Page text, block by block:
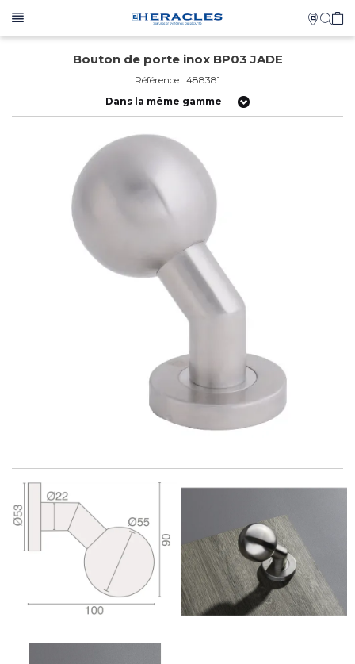
Bouton de porte inox BP03 JADE
Référence : 488381
Dans la même gamme